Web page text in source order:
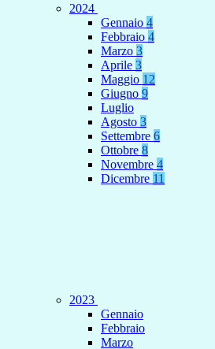
2024
Gennaio 4
Febbraio 4
Marzo 3
Aprile 3
Maggio 12
Giugno 9
Luglio
Agosto 3
Settembre 6
Ottobre 8
Novembre 4
Dicembre 11
2023
Gennaio
Febbraio
Marzo